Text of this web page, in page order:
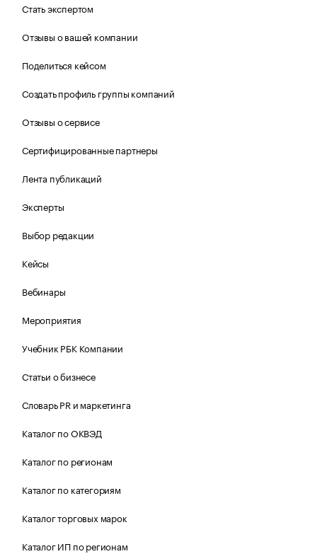
Стать экспертом
Отзывы о вашей компании
Поделиться кейсом
Создать профиль группы компаний
Отзывы о сервисе
Сертифицированные партнеры
Лента публикаций
Эксперты
Выбор редакции
Кейсы
Вебинары
Мероприятия
Учебник РБК Компании
Статьи о бизнесе
Словарь PR и маркетинга
Каталог по ОКВЭД
Каталог по регионам
Каталог по категориям
Каталог торговых марок
Каталог ИП по регионам